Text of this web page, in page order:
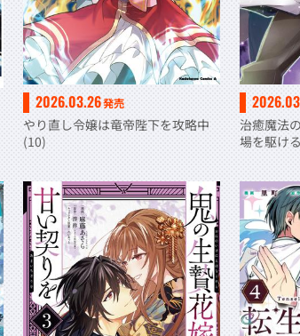
2026.03.26発売
やり直し令嬢は竜帝陛下を攻略中
(10)
治癒魔法
場を駆け